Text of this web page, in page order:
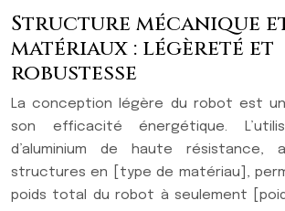
Structure mécanique
matériaux : légèreté et
robustesse
La conception légère du robot est
son efficacité énergétique.
d’aluminium de haute résistance,
structures en [type de matériau],
poids total du robot à seulement